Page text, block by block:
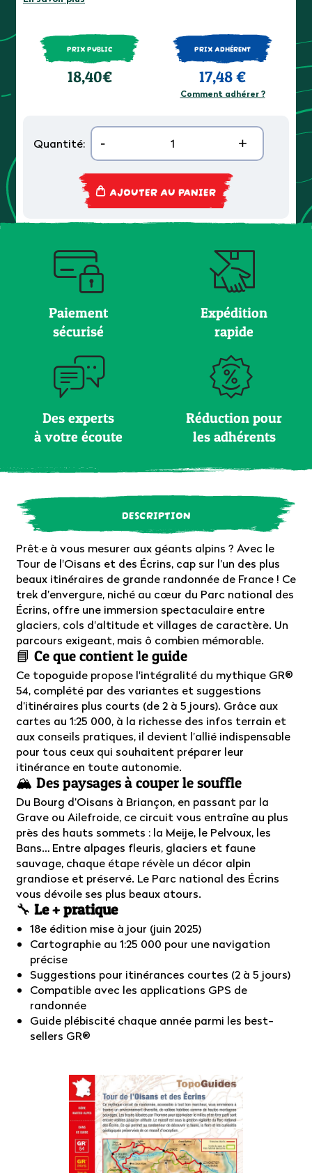
PRIX PUBLIC
18,40€
PRIX ADHÉRENT
17,48 €
Comment adhérer ?
Quantité: - +
AJOUTER AU PANIER
Paiement
sécurisé
Expédition
rapide
Des experts
à votre écoute
Réduction pour
les adhérents
DESCRIPTION
Prêt·e à vous mesurer aux géants alpins ? Avec le
Tour de l'Oisans et des Écrins, cap sur l’un des plus
beaux itinéraires de grande randonnée de France ! Ce
trek d’envergure, niché au cœur du Parc national des
Écrins, offre une immersion spectaculaire entre
glaciers, cols d'altitude et villages de caractère. Un
parcours exigeant, mais ô combien mémorable.
📘 Ce que contient le guide
Ce topoguide propose l'intégralité du mythique GR®
54, complété par des variantes et suggestions
d’itinéraires plus courts (de 2 à 5 jours). Grâce aux
cartes au 1:25 000, à la richesse des infos terrain et
aux conseils pratiques, il devient l’allié indispensable
pour tous ceux qui souhaitent préparer leur
itinérance en toute autonomie.
🏔️ Des paysages à couper le souffle
Du Bourg d’Oisans à Briançon, en passant par la
Grave ou Ailefroide, ce circuit vous entraîne au plus
près des hauts sommets : la Meije, le Pelvoux, les
Bans… Entre alpages fleuris, glaciers et faune
sauvage, chaque étape révèle un décor alpin
grandiose et préservé. Le Parc national des Écrins
vous dévoile ses plus beaux atours.
🔧 Le + pratique
18e édition mise à jour (juin 2025)
Cartographie au 1:25 000 pour une navigation
précise
Suggestions pour itinérances courtes (2 à 5 jours)
Compatible avec les applications GPS de
randonnée
Guide plébiscité chaque année parmi les best-
sellers GR®